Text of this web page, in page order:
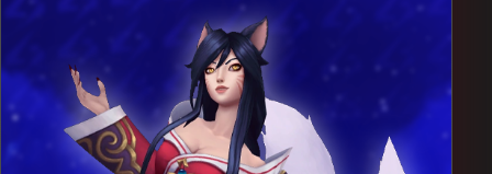
Türkmen dili
ქართული
English— USD